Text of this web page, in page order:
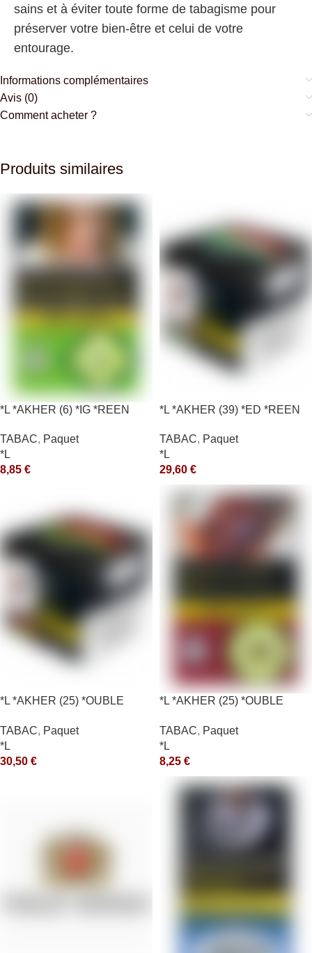
sains et à éviter toute forme de tabagisme pour
préserver votre bien-être et celui de votre
entourage.
Informations complémentaires
Avis (0)
Comment acheter ?
Produits similaires
*L *AKHER (6) *IG *REEN
TABAC, Paquet
*L
8,85 €
*L *AKHER (39) *ED *REEN
TABAC, Paquet
*L
29,60 €
*L *AKHER (25) *OUBLE
TABAC, Paquet
*L
30,50 €
*L *AKHER (25) *OUBLE
TABAC, Paquet
*L
8,25 €